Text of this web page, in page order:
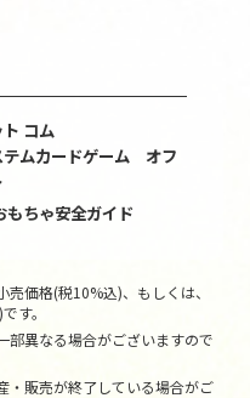
コム
テムカードゲーム オフ
もちゃ安全ガイド
価格(税10%込)、もしくは、
す。
異なる場合がございますので
販売が終了している場合がご